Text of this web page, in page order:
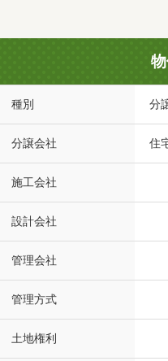
種別 分
分譲会社 住
施工会社
設計会社
管理会社
管理方式
土地権利